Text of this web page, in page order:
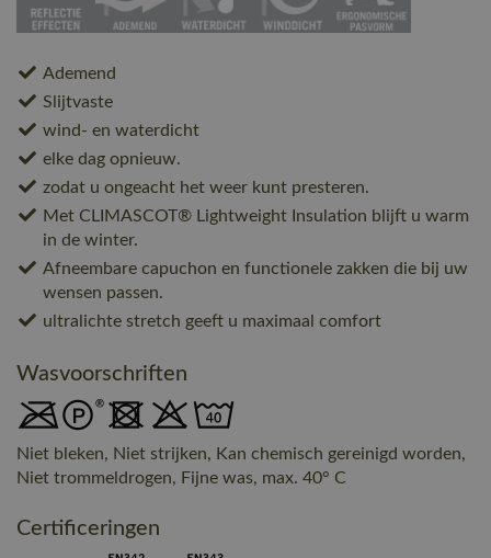
Ademend
Slijtvaste
wind- en waterdicht
elke dag opnieuw.
zodat u ongeacht het weer kunt presteren.
Met CLIMASCOT® Lightweight Insulation blijft u warm
in de winter.
Afneembare capuchon en functionele zakken die bij uw
wensen passen.
ultralichte stretch geeft u maximaal comfort
Wasvoorschriften
Niet bleken, Niet strijken, Kan chemisch gereinigd worden,
Niet trommeldrogen, Fijne was, max. 40° C
Certificeringen